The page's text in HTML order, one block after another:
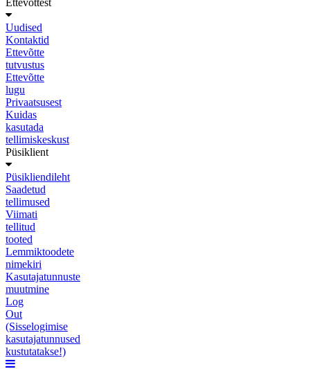
Uudised
Kontaktid
Ettevõtte
tutvustus
Ettevõtte
lugu
Privaatsusest
Kuidas
kasutada
tellimiskeskust
Püsiklient
Püsikliendileht
Saadetud
tellimused
Viimati
tellitud
tooted
Lemmiktoodete
nimekiri
Kasutajatunnuste
muutmine
Log
Out
(Sisselogimise
kasutajatunnused
kustutatakse!)